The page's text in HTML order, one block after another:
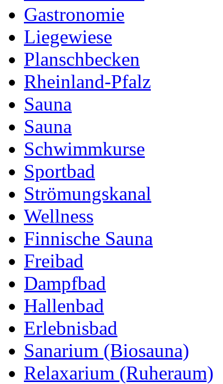
Gastronomie
Liegewiese
Planschbecken
Rheinland-Pfalz
Sauna
Sauna
Schwimmkurse
Sportbad
Strömungskanal
Wellness
Finnische Sauna
Freibad
Dampfbad
Hallenbad
Erlebnisbad
Sanarium (Biosauna)
Relaxarium (Ruheraum)